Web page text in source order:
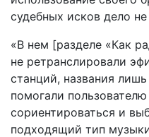
судебных исков дело
«В нем [разделе «Как
не ретранслировали
станций, назва​ния лишь
помогали пользователю
сориентироваться и
подходящий тип